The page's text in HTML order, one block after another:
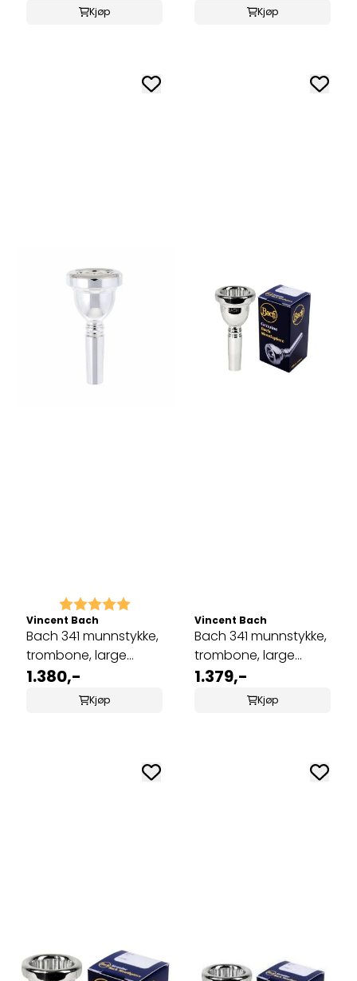
Kjøp Kjøp
Karakter: 5.0 av 5 mulige
Vincent Bach
Bach 341 munnstykke,
trombone, large
shank 2G
1.380,-
Kjøp
Vincent Bach
Bach 341 munnstykke,
trombone, large
shank 4GB
1.379,-
Kjøp